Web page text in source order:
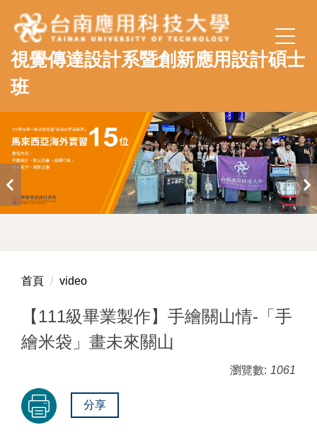
到
要
內
容
區
視覺傳達設計系暨創新應用設計碩士
班
首頁 video
【111級畢業製作】手繪關山情-「手
繪米袋」畫未來關山
瀏覽數: 1061
分享